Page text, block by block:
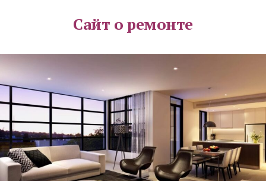
Сайт о ремонте